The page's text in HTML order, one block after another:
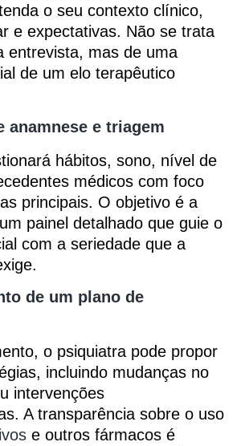
o seu contexto clínico,
e expectativas. Não se trata
entrevista, mas de uma
de um elo terapêutico
anamnese e triagem
hábitos, sono, nível de
médicos com foco
principais. O objetivo é a
painel detalhado que guie o
com a seriedade que a
de um plano de
o psiquiatra pode propor
incluindo mudanças no
intervenções
A transparência sobre o uso
e outros fármacos é